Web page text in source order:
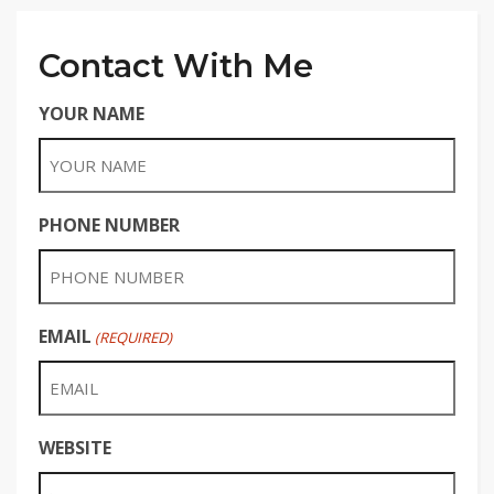
Contact With Me
YOUR NAME
PHONE NUMBER
EMAIL (REQUIRED)
WEBSITE